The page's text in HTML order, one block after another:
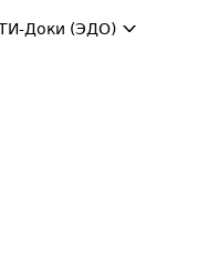
Доки (ЭДО)